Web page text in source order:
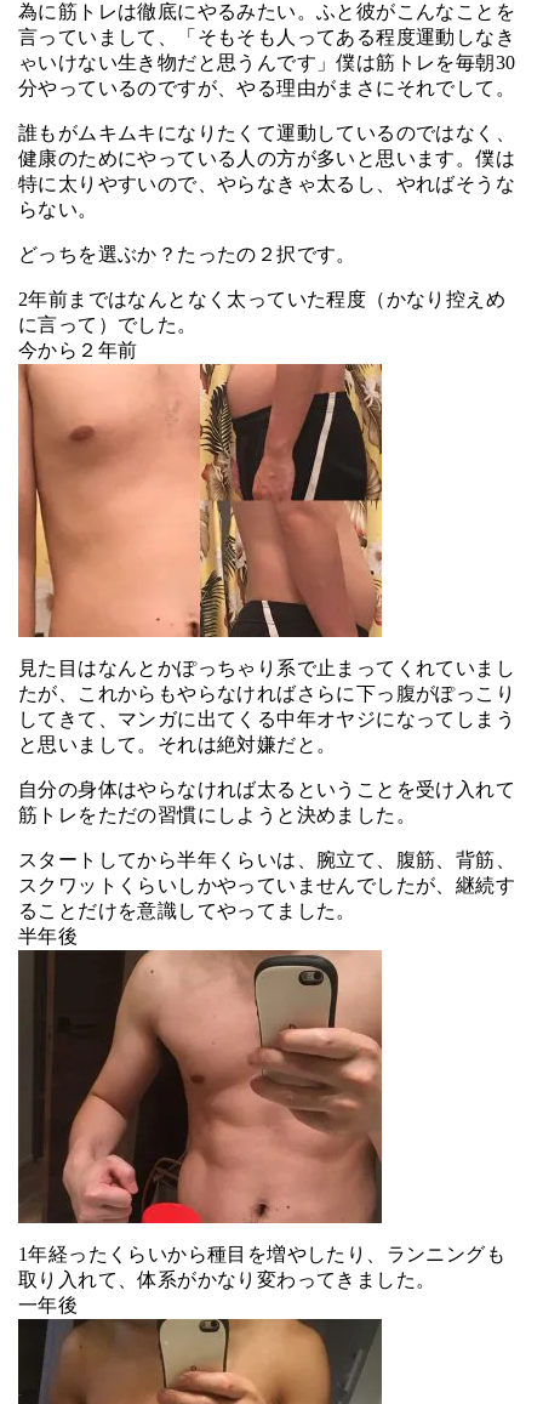
為に筋トレは徹底にやるみたい。ふと彼がこんなことを
言っていまして、「そもそも人ってある程度運動しなき
ゃいけない生き物だと思うんです」僕は筋トレを毎朝30
分やっているのですが、やる理由がまさにそれでして。
誰もがムキムキになりたくて運動しているのではなく、
健康のためにやっている人の方が多いと思います。僕は
特に太りやすいので、やらなきゃ太るし、やればそうな
らない。
どっちを選ぶか？たったの２択です。
2年前まではなんとなく太っていた程度（かなり控えめ
に言って）でした。
今から２年前
見た目はなんとかぽっちゃり系で止まってくれていまし
たが、これからもやらなければさらに下っ腹がぽっこり
してきて、マンガに出てくる中年オヤジになってしまう
と思いまして。それは絶対嫌だと。
自分の身体はやらなければ太るということを受け入れて
筋トレをただの習慣にしようと決めました。
スタートしてから半年くらいは、腕立て、腹筋、背筋、
スクワットくらいしかやっていませんでしたが、継続す
ることだけを意識してやってました。
半年後
1年経ったくらいから種目を増やしたり、ランニングも
取り入れて、体系がかなり変わってきました。
一年後